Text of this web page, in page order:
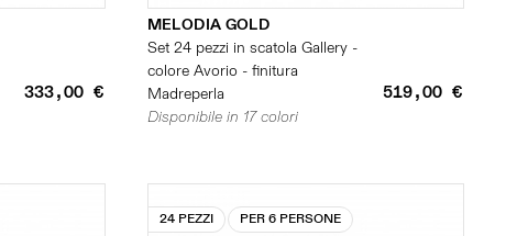
333,00 €
MELODIA GOLD
Set 24 pezzi in scatola Gallery -
colore Avorio - finitura
Madreperla
519,00 €
Disponibile in 17 colori
24 PEZZI PER 6 PERSONE